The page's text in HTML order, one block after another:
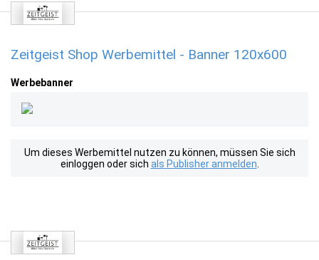
Zeitgeist Shop Werbemittel - Banner 120x600
Werbebanner
Um dieses Werbemittel nutzen zu können, müssen Sie sich
einloggen oder sich als Publisher anmelden